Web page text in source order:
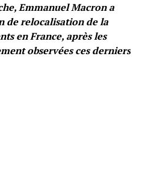
Emmanuel Macron a
de relocalisation de la
en France, après les
observées ces derniers